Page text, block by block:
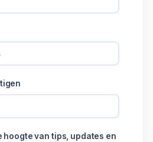
hoogte van tips, updates en